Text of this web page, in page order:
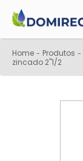
Home - Produtos -
zincado 2"1/2